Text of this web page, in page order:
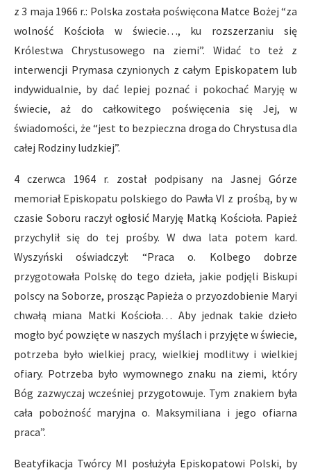
z 3 maja 1966 r.: Polska została poświęcona Matce Bożej “za
wolność Kościoła w świecie…, ku rozszerzaniu się
Królestwa Chrystusowego na ziemi”. Widać to też z
interwencji Prymasa czynionych z całym Episkopatem lub
indywidualnie, by dać lepiej poznać i pokochać Maryję w
świecie, aż do całkowitego poświęcenia się Jej, w
świadomości, że “jest to bezpieczna droga do Chrystusa dla
całej Rodziny ludzkiej”.
4 czerwca 1964 r. został podpisany na Jasnej Górze
memoriał Episkopatu polskiego do Pawła VI z prośbą, by w
czasie Soboru raczył ogłosić Maryję Matką Kościoła. Papież
przychylił się do tej prośby. W dwa lata potem kard.
Wyszyński oświadczył: “Praca o. Kolbego dobrze
przygotowała Polskę do tego dzieła, jakie podjęli Biskupi
polscy na Soborze, prosząc Papieża o przyozdobienie Maryi
chwałą miana Matki Kościoła… Aby jednak takie dzieło
mogło być powzięte w naszych myślach i przyjęte w świecie,
potrzeba było wielkiej pracy, wielkiej modlitwy i wielkiej
ofiary. Potrzeba było wymownego znaku na ziemi, który
Bóg zazwyczaj wcześniej przygotowuje. Tym znakiem była
cała pobożność maryjna o. Maksymiliana i jego ofiarna
praca”.
Beatyfikacja Twórcy MI posłużyła Episkopatowi Polski, by